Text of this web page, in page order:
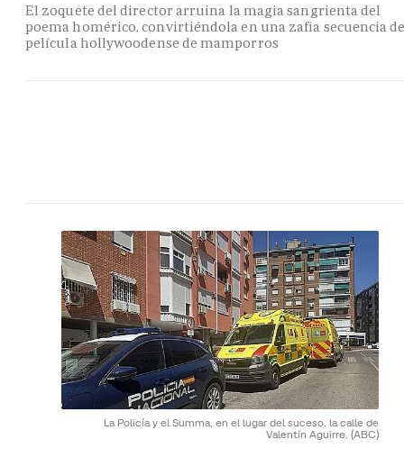
El zoquete del director arruina la magia sangrienta del
poema homérico, convirtiéndola en una zafia secuencia
película hollywoodense de mamporros
La Policía y el Summa, en el lugar del suceso, la calle de
Valentín Aguirre. (ABC)